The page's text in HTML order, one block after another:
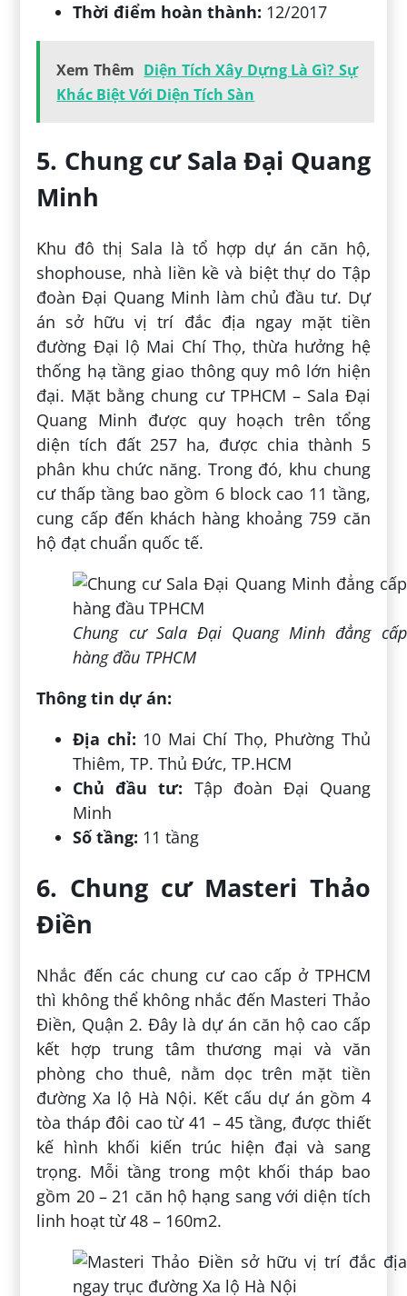
Thời điểm hoàn thành: 12/2017
Xem Thêm Diện Tích Xây Dựng Là Gì? Sự
Khác Biệt Với Diện Tích Sàn
5. Chung cư Sala Đại Quang
Minh
Khu đô thị Sala là tổ hợp dự án căn hộ,
shophouse, nhà liền kề và biệt thự do Tập
đoàn Đại Quang Minh làm chủ đầu tư. Dự
án sở hữu vị trí đắc địa ngay mặt tiền
đường Đại lộ Mai Chí Thọ, thừa hưởng hệ
thống hạ tầng giao thông quy mô lớn hiện
đại. Mặt bằng chung cư TPHCM – Sala Đại
Quang Minh được quy hoạch trên tổng
diện tích đất 257 ha, được chia thành 5
phân khu chức năng. Trong đó, khu chung
cư thấp tầng bao gồm 6 block cao 11 tầng,
cung cấp đến khách hàng khoảng 759 căn
hộ đạt chuẩn quốc tế.
Chung cư Sala Đại Quang Minh đẳng cấp
hàng đầu TPHCM
Thông tin dự án:
Địa chỉ: 10 Mai Chí Thọ, Phường Thủ
Thiêm, TP. Thủ Đức, TP.HCM
Chủ đầu tư: Tập đoàn Đại Quang
Minh
Số tầng: 11 tầng
6. Chung cư Masteri Thảo
Điền
Nhắc đến các chung cư cao cấp ở TPHCM
thì không thể không nhắc đến Masteri Thảo
Điền, Quận 2. Đây là dự án căn hộ cao cấp
kết hợp trung tâm thương mại và văn
phòng cho thuê, nằm dọc trên mặt tiền
đường Xa lộ Hà Nội. Kết cấu dự án gồm 4
tòa tháp đôi cao từ 41 – 45 tầng, được thiết
kế hình khối kiến trúc hiện đại và sang
trọng. Mỗi tầng trong một khối tháp bao
gồm 20 – 21 căn hộ hạng sang với diện tích
linh hoạt từ 48 – 160m2.